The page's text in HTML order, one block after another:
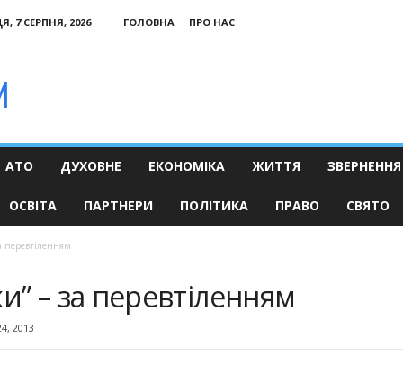
7 СЕРПНЯ, 2026 ГОЛОВНА
ПРО НАС
АТО ДУХОВНЕ ЕКОНОМІКА ЖИТТЯ ЗВЕРНЕННЯ
ОСВІТА ПАРТНЕРИ ПОЛІТИКА ПРАВО СВЯТО
перевтіленням
– за перевтіленням
2013